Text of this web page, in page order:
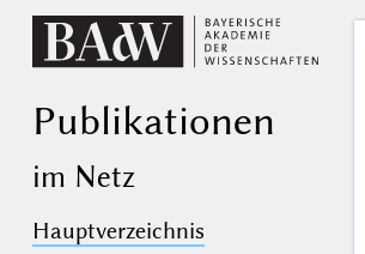
Publikationen
im Netz
Hauptverzeichnis